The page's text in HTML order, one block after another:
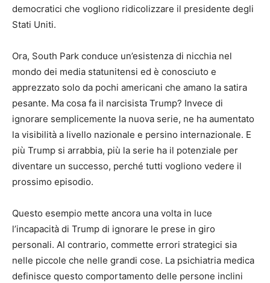
democratici che vogliono ridicolizzare il presidente degli
Stati Uniti.
Ora, South Park conduce un’esistenza di nicchia nel
mondo dei media statunitensi ed è conosciuto e
apprezzato solo da pochi americani che amano la satira
pesante. Ma cosa fa il narcisista Trump? Invece di
ignorare semplicemente la nuova serie, ne ha aumentato
la visibilità a livello nazionale e persino internazionale. E
più Trump si arrabbia, più la serie ha il potenziale per
diventare un successo, perché tutti vogliono vedere il
prossimo episodio.
Questo esempio mette ancora una volta in luce
l’incapacità di Trump di ignorare le prese in giro
personali. Al contrario, commette errori strategici sia
nelle piccole che nelle grandi cose. La psichiatria medica
definisce questo comportamento delle persone inclini